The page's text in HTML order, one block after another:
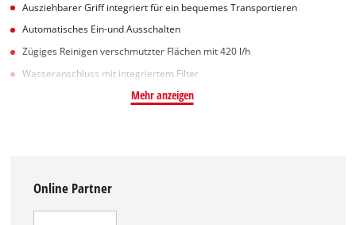
Ausziehbarer Griff integriert für ein bequemes Transportieren
Automatisches Ein-und Ausschalten
Zügiges Reinigen verschmutzter Flächen mit 420 l/h
Wasseranschluss mit integriertem Filter
Mehr anzeigen
Online Partner